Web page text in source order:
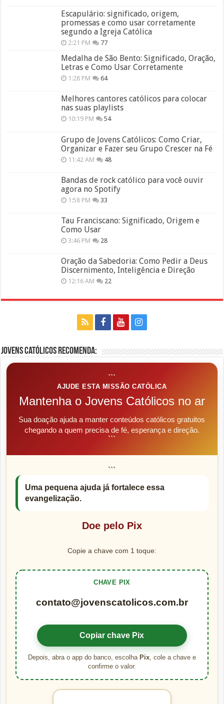
Escapulário: significado, origem,
promessas e como usar corretamente
segundo a Igreja Católica
2:21 PM 77
Medalha de São Bento: Significado, Oração,
Letras e Como Usar Corretamente
1:28 PM 64
Melhores cantores católicos para colocar
nas suas playlists
10:19 PM 54
Grupo de Jovens Católicos: Como Criar,
Organizar e Fazer seu Grupo Crescer na Fé
11:42 AM 48
Bandas de rock católico para você ouvir
agora no Spotify
1:58 PM 33
Tau Franciscano: Significado, Origem e
Como Usar
3:46 PM 28
Oração da Sabedoria: Como Pedir a Deus
Discernimento, Inteligência e Direção
12:16 AM 22
Jovens Católicos Recomenda:
```
AJUDE ESTA MISSÃO CATÓLICA
Mantenha o Jovens Católicos no ar
Sua doação ajuda a manter conteúdos católicos gratuitos
chegando a quem precisa de fé, esperança e direção.
```
```
Uma pequena ajuda já fortalece essa
evangelização.
Doe pelo Pix
Copie a chave com 1 toque:
CHAVE PIX
contato@jovenscatolicos.com.br
Copiar chave Pix
Depois, abra o app do banco, escolha Pix, cole a chave e
confirme o valor.